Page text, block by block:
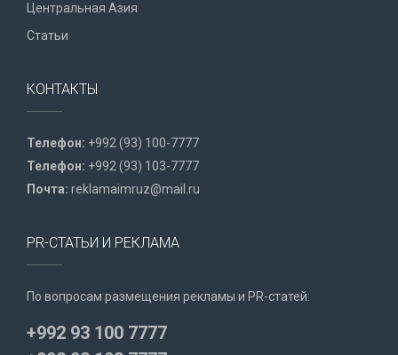
Центральная Азия
Статьи
КОНТАКТЫ
Телефон: +992 (93) 100-7777
Телефон: +992 (93) 103-7777
Почта: reklamaimruz@mail.ru
PR-СТАТЬИ И РЕКЛАМА
По вопросам размещения рекламы и PR-статей:
+992 93 100 7777